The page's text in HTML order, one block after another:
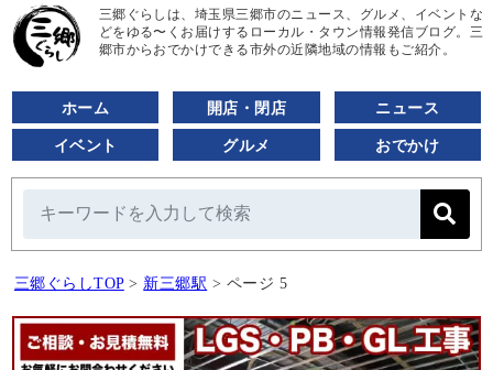
三郷ぐらしは、埼玉県三郷市のニュース、グルメ、イベントな
どをゆる〜くお届けするローカル・タウン情報発信ブログ。三
郷市からおでかけできる市外の近隣地域の情報もご紹介。
ホーム 開店・閉店 ニュース
イベント グルメ おでかけ
三郷ぐらしTOP > 新三郷駅 > ページ 5